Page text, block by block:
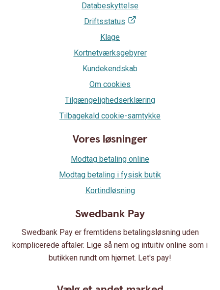
Swedbank Pay
Swedbank Pay er fremtidens betalingsløsning uden
komplicerede aftaler. Lige så nem og intuitiv online som i
butikken rundt om hjørnet. Let's pay!
Databeskyttelse
Driftsstatus
Klage
Kortnetværksgebyrer
Kundekendskab
Om cookies
Tilgængelighedserklæring
Tilbagekald cookie-samtykke
Vores løsninger
Modtag betaling online
Modtag betaling i fysisk butik
Kortindløsning